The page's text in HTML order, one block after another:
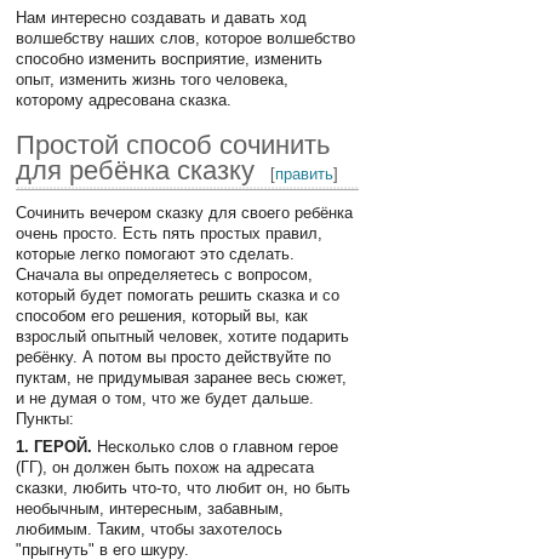
Нам интересно создавать и давать ход
волшебству наших слов, которое волшебство
способно изменить восприятие, изменить
опыт, изменить жизнь того человека,
которому адресована сказка.
Простой способ сочинить
для ребёнка сказку
[править]
Сочинить вечером сказку для своего ребёнка
очень просто. Есть пять простых правил,
которые легко помогают это сделать.
Сначала вы определяетесь с вопросом,
который будет помогать решить сказка и со
способом его решения, который вы, как
взрослый опытный человек, хотите подарить
ребёнку. А потом вы просто действуйте по
пуктам, не придумывая заранее весь сюжет,
и не думая о том, что же будет дальше.
Пункты:
1. ГЕРОЙ. Несколько слов о главном герое
(ГГ), он должен быть похож на адресата
сказки, любить что-то, что любит он, но быть
необычным, интересным, забавным,
любимым. Таким, чтобы захотелось
"прыгнуть" в его шкуру.